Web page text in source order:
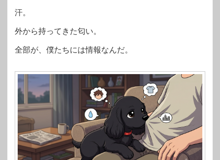
汗。
外から持ってきた匂い。
全部が、僕たちには情報なんだ。